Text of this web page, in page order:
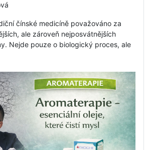
čínské medicíně považováno za
ale zároveň nejposvátnějších
Nejde pouze o biologický proces, ale